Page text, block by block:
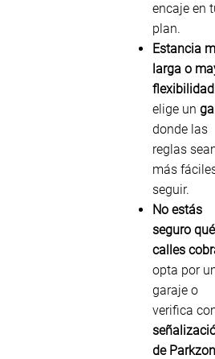
encaje en
plan.
Estancia
larga o
flexibilidad
elige un
donde las
reglas
más
seguir.
No estás
seguro qué
calles
opta por
garaje o
verifica
de